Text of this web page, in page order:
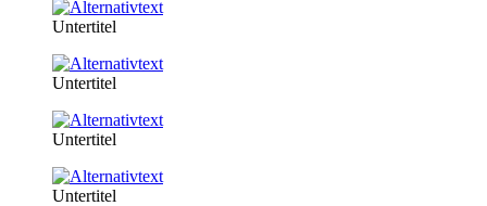
Untertitel
Untertitel
Untertitel
Untertitel